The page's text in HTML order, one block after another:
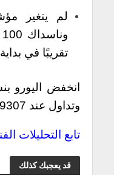
لم يتغير
تقريبًا في
وتداول عند 1.09307.
تابع التحليلات
قد يعجبك كذلك